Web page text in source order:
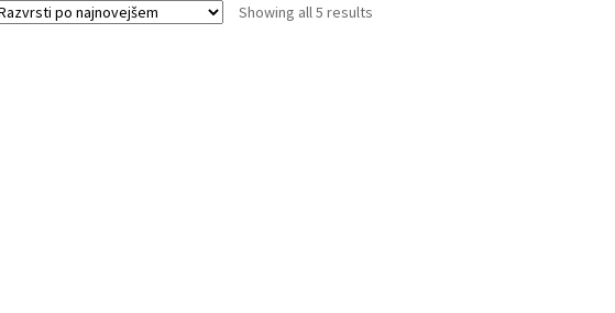
MožnostiShowing all 5 resultsSorted